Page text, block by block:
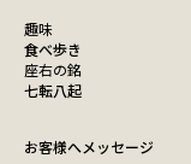
趣味
食べ歩き
座右の銘
七転八起
お客様へメッセージ